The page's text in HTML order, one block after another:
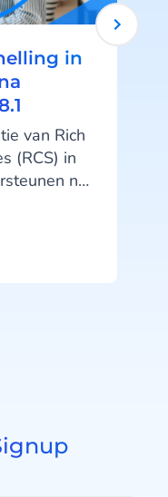
in
van Rich
(RCS) in
nu
RCS-
maakt,”